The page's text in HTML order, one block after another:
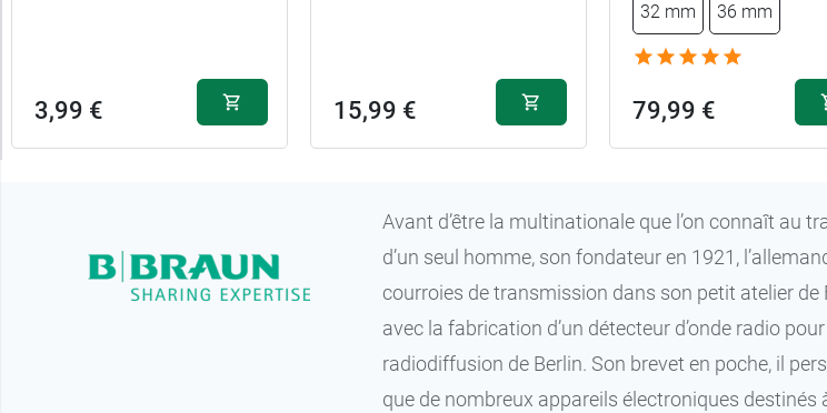
3,99 € 15,99 €
32 mm 36 mm
79,99 €
Avant d’être la multinationale que l’on connaît au
d’un seul homme, son fondateur en 1921,
courroies de transmission dans son petit atelier
avec la fabrication d’un détecteur d’onde radio
radiodiffusion de Berlin. Son brevet en poche, il
que de nombreux appareils électroniques destinés